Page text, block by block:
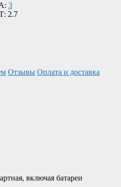
3
2.7
Отзывы Оплата и доставка
включая батареи